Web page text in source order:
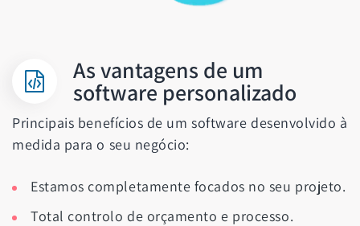
As vantagens de um
software personalizado
Principais benefícios de um software desenvolvido à
medida para o seu negócio:
Estamos completamente focados no seu projeto.
Total controlo de orçamento e processo.